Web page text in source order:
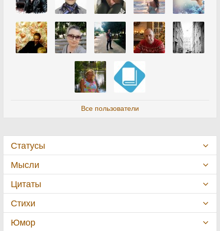
Все пользователи
Статусы
Мысли
Цитаты
Стихи
Юмор